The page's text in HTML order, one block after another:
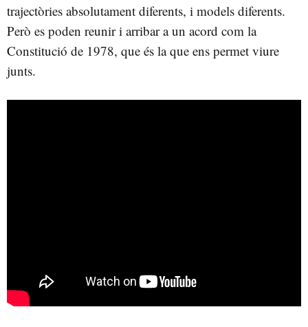
trajectòries absolutament diferents, i models diferents.
Però es poden reunir i arribar a un acord com la
Constitució de 1978, que és la que ens permet viure
junts.